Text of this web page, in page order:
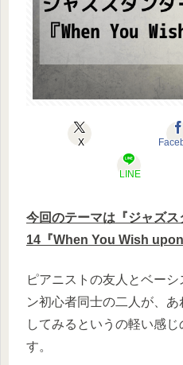
X
LINE
今回のテーマは『ジャズ
14『When You Wish upon
ピアニストの友人とベー
ン初心者同士の二人が、
してみるというの軽い感
す。